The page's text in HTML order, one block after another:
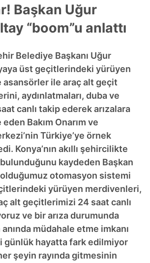
Başkan Uğur
“boom”u anlattı
Belediye Başkanı Uğur
üst geçitlerindeki yürüyen
asansörler ile araç alt geçit
aydınlatmaları, duba ve
canlı takip ederek arızalara
Bakım Onarım ve
Türkiye’ye örnek
Konya’nın akıllı şehircilikte
kaydeden Başkan
olduğumuz otomasyon sistemi
yürüyen merdivenleri,
alt geçitlerimizi 24 saat canlı
ve bir arıza durumunda
müdahale etme imkanı
günlük hayatta fark edilmiyor
şeyin rayında gitmesinin